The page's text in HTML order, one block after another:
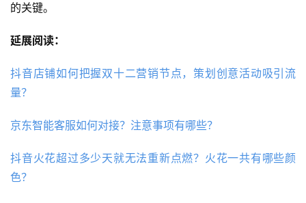
的关键。
延展阅读：
抖音店铺如何把握双十二营销节点，策划创意活动吸引流
量？
京东智能客服如何对接？注意事项有哪些？
抖音火花超过多少天就无法重新点燃？火花一共有哪些颜
色？